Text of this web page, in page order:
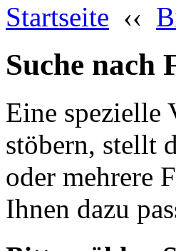
Startseite ‹‹
Suche nach
Eine spezielle
stöbern, stellt
oder mehrere
Ihnen dazu